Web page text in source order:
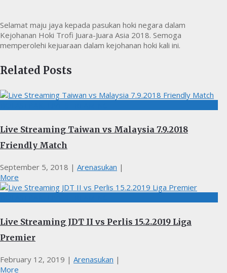
Selamat maju jaya kepada pasukan hoki negara dalam
Kejohanan Hoki Trofi Juara-Juara Asia 2018. Semoga
memperolehi kejuaraan dalam kejohanan hoki kali ini.
Related Posts
Live Streaming Taiwan vs Malaysia 7.9.2018
Friendly Match
September 5, 2018 | Arenasukan |
More
Live Streaming JDT II vs Perlis 15.2.2019 Liga
Premier
February 12, 2019 | Arenasukan |
More